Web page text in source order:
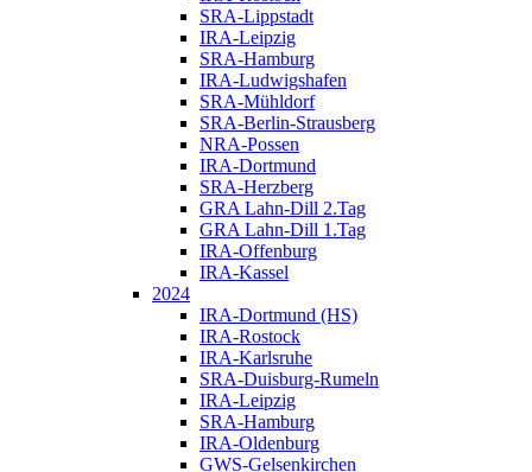
SRA-Lippstadt
IRA-Leipzig
SRA-Hamburg
IRA-Ludwigshafen
SRA-Mühldorf
SRA-Berlin-Strausberg
NRA-Possen
IRA-Dortmund
SRA-Herzberg
GRA Lahn-Dill 2.Tag
GRA Lahn-Dill 1.Tag
IRA-Offenburg
IRA-Kassel
2024
IRA-Dortmund (HS)
IRA-Rostock
IRA-Karlsruhe
SRA-Duisburg-Rumeln
IRA-Leipzig
SRA-Hamburg
IRA-Oldenburg
GWS-Gelsenkirchen